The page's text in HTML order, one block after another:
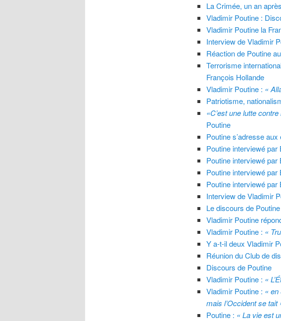
La Crimée, un an
Vladimir Poutine :
Vladimir Poutine la
Interview de Vladimir
Réaction de Poutine
Terrorisme
François Hollande
Vladimir Poutine : «
Patriotisme,
«C’est une lutte
Poutine
Poutine s’adresse
Poutine interviewé par
Poutine interviewé par
Poutine interviewé par
Poutine interviewé par
Interview de Vladimir
Le discours de
Vladimir Poutine
Vladimir Poutine : «
Y a-t-il deux Vladimir
Réunion du Club de
Discours de Poutine
Vladimir Poutine : «
Vladimir Poutine : «
mais l’Occident se tait
Poutine : « La vie est